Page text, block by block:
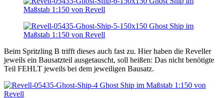
Beim Spritzling B trifft dieses auch fast zu. Hier haben die Reveller
jeweils ein Bausatzteil ausgetauscht, soll heißen: Das nicht benötigte
Teil FEHLT jeweils bei dem jeweiligen Bausatz.